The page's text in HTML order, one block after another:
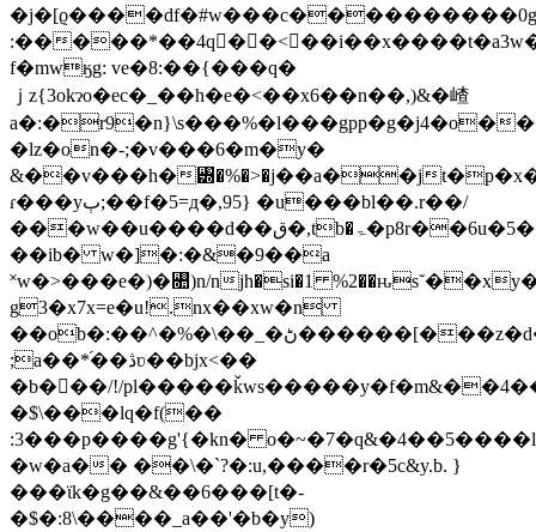
�j�[ϱ����df�#w���c����������0g
:��
f�mwӄg: ve�8:��{���q�
ｊz{3okɂo�ec�_��h�e�<��x6��n��,)&�嵖
a�:�r9�n}\ѕ���%�l���gpp�g�j4�o�
�lz�on�-;�v���6�m�y�
&��v���h�꥽�%�>�j��a��j
ɾ���yٻ;��f�5=д�,95} �u���bl��.r��/
���w��u����d��ق�,tb�ۃ�p8r��6u�5��`rx m:�{iz�s�n���_#��|
��ib� w�]�:�&�9��a
˟w�>���e�)�꣚)n/njh�si�1
g3�x7x=e�u!.nx��xw�n
��ob�:��^�%�\��_�ڻ������[���z�d�<�
;a��*֝��ڎʋ��bjx<��
�b���/!/
�$\���lq�f(��
:3���p����g'{�kn�
�w�a�� ��\�`?�:u,����r�5c&y.b. }
���ϊk�g��&��6���[t�-
�$�:8\����_а��'�b�y)